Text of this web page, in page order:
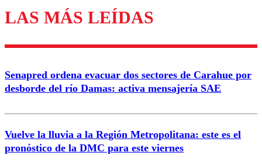
Los comentarios son moderados para garantizar un
diálogo respetuoso.
Correo
Enviar comentario
LAS MÁS LEÍDAS
Senapred ordena evacuar dos sectores de Carahue por
desborde del río Damas: activa mensajería SAE
Vuelve la lluvia a la Región Metropolitana: este es el
pronóstico de la DMC para este viernes